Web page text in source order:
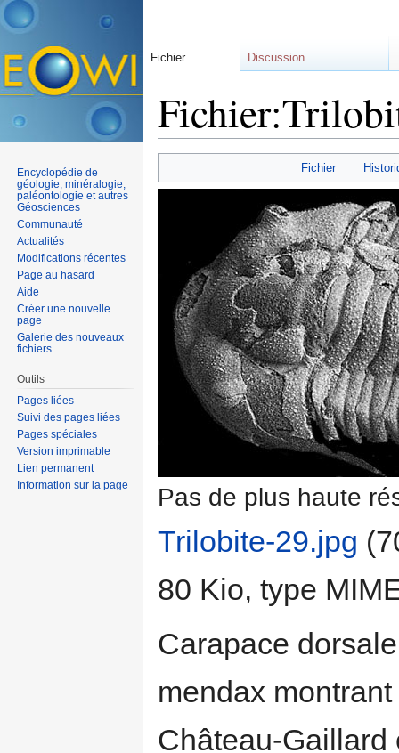
Fichier
Pas de plus haute
Trilobite-29.jpg
80 Kio, type
Carapace
mendax
Château-Gaillard
Fichier Discussion
Encyclopédie de
géologie, minéralogie,
paléontologie et autres
Géosciences
Communauté
Actualités
Modifications récentes
Page au hasard
Aide
Créer une nouvelle
page
Galerie des nouveaux
fichiers
Outils
Pages liées
Suivi des pages liées
Pages spéciales
Version imprimable
Lien permanent
Information sur la page